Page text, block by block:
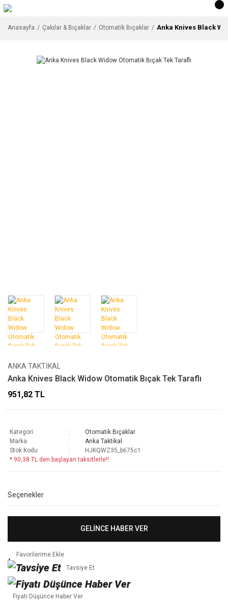
Anasayfa Çakılar & Bıçaklar Otomatik Bıçaklar Anka Knives Black
ANKA TAKTIKAL
Anka Knives Black Widow Otomatik Bıçak Tek Taraflı
951,82 TL
Kategori
Otomatik Bıçaklar
Marka
Anka Taktikal
Stok Kodu
HJKQWZ35_b675c1
* 90,38 TL den başlayan taksitlerle!!
Seçenekler
GELİNCE HABER VER
Tavsiye Et
Fiyatı Düşünce Haber Ver